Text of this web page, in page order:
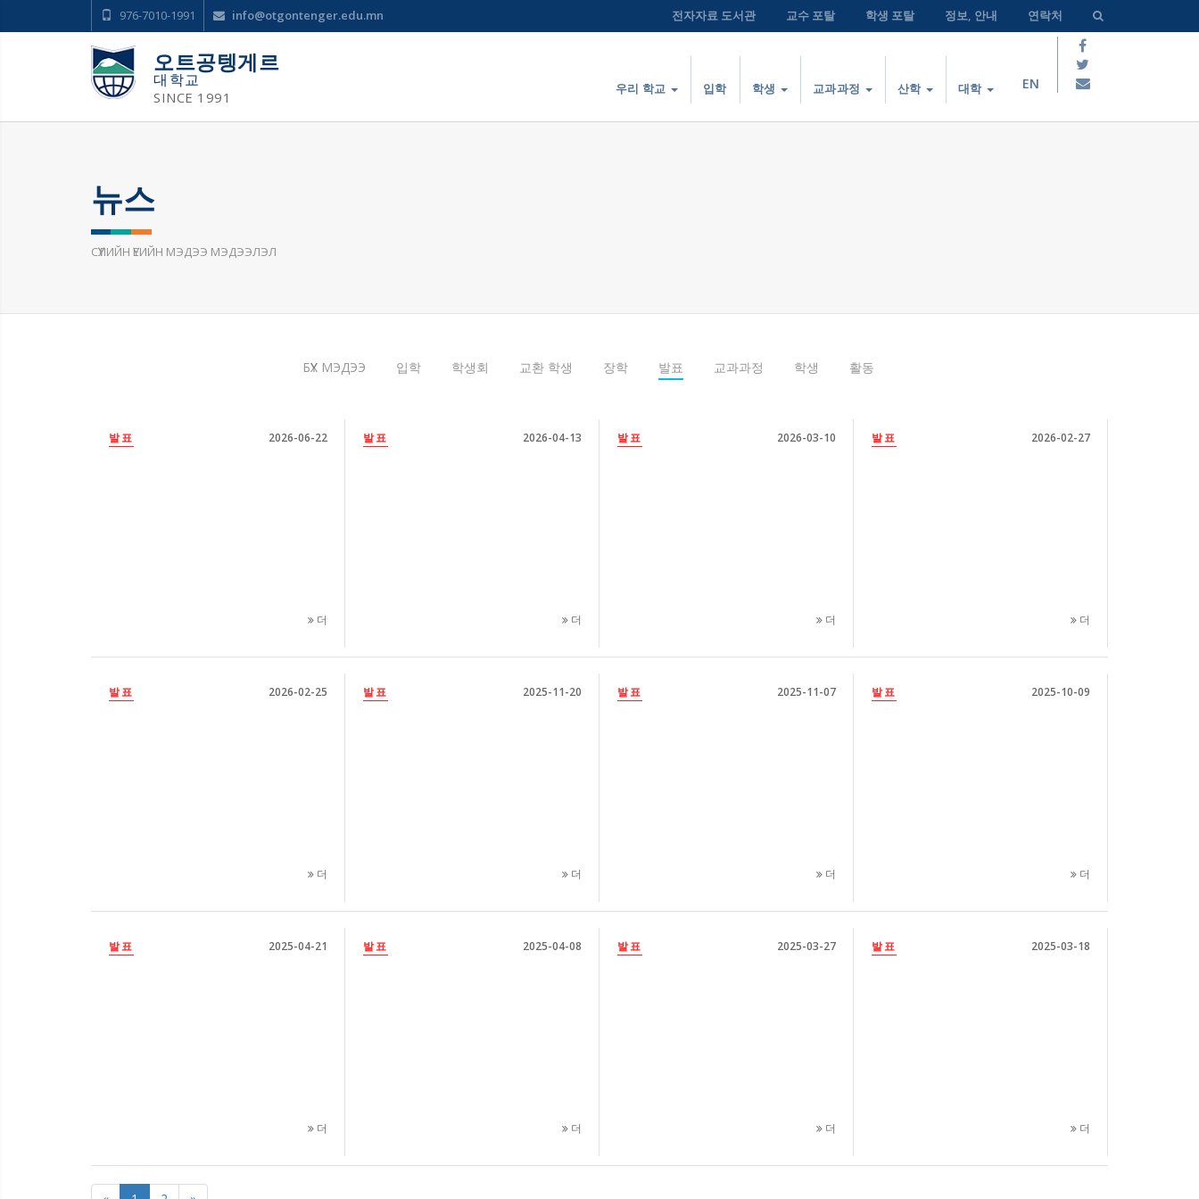
976-7010-1991 info@otgontenger.edu.mn 전자자료 도서관 교수 포탈 학생 포탈 정보, 안내 연락처
오트공텡게르
대학교
SINCE 1991 우리 학교 입학 학생 교과과정 산학 대학 EN
뉴스
СҮҮЛИЙН ҮЕИЙН МЭДЭЭ МЭДЭЭЛЭЛ
БҮХ МЭДЭЭ 입학 학생회 교환 학생 장학 발표 교과과정 학생 활동
발표 2026-06-22
더
발표 2026-04-13
더
발표 2026-03-10
더
발표 2026-02-27
더
발표 2026-02-25
더
발표 2025-11-20
더
발표 2025-11-07
더
발표 2025-10-09
더
발표 2025-04-21
더
발표 2025-04-08
더
발표 2025-03-27
더
발표 2025-03-18
더